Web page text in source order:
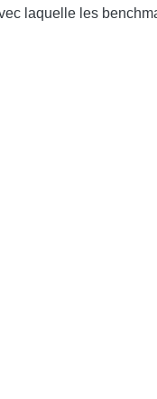
laquelle les